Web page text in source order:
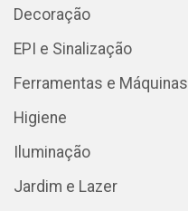
Decoração
EPI e Sinalização
Ferramentas e Máquinas
Higiene
Iluminação
Jardim e Lazer